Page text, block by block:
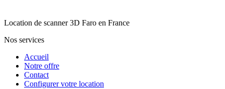
Location de scanner 3D Faro en France
Nos services
Accueil
Notre offre
Contact
Configurer votre location